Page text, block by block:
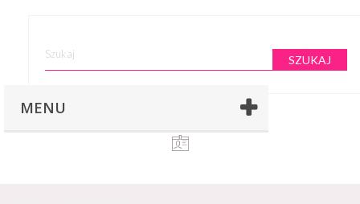
SZUKAJ
MENU